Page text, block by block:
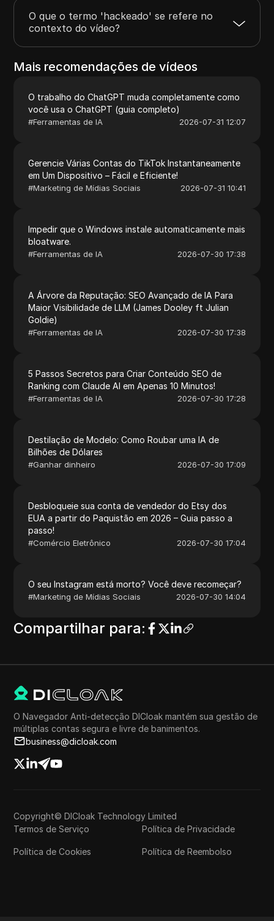
O que o termo 'hackeado' se refere no
contexto do vídeo?
Mais recomendações de vídeos
O trabalho do ChatGPT muda completamente como
você usa o ChatGPT (guia completo)
#Ferramentas de IA 2026-07-31 12:07
Gerencie Várias Contas do TikTok Instantaneamente
em Um Dispositivo – Fácil e Eficiente!
#Marketing de Mídias Sociais 2026-07-31 10:41
Impedir que o Windows instale automaticamente mais
bloatware.
#Ferramentas de IA 2026-07-30 17:38
A Árvore da Reputação: SEO Avançado de IA Para
Maior Visibilidade de LLM (James Dooley ft Julian
Goldie)
#Ferramentas de IA 2026-07-30 17:38
5 Passos Secretos para Criar Conteúdo SEO de
Ranking com Claude AI em Apenas 10 Minutos!
#Ferramentas de IA 2026-07-30 17:28
Destilação de Modelo: Como Roubar uma IA de
Bilhões de Dólares
#Ganhar dinheiro 2026-07-30 17:09
Desbloqueie sua conta de vendedor do Etsy dos
EUA a partir do Paquistão em 2026 – Guia passo a
passo!
#Comércio Eletrônico 2026-07-30 17:04
O seu Instagram está morto? Você deve recomeçar?
#Marketing de Mídias Sociais 2026-07-30 14:04
Compartilhar para:
O Navegador Anti-detecção DICloak mantém sua gestão de
múltiplas contas segura e livre de banimentos.
business@dicloak.com
Copyright© DICloak Technology Limited
Termos de Serviço
Política de Privacidade
Política de Cookies Política de Reembolso